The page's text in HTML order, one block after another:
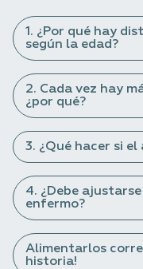
1. ¿Por qué hay
según la edad?
2. Cada vez hay
¿por qué?
3. ¿Qué hacer si
4. ¿Debe
enfermo?
Alimentarlos
historia!